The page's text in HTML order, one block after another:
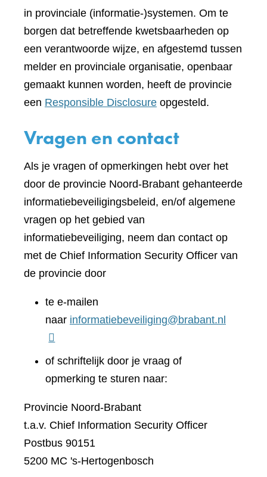
in provinciale (informatie-)systemen. Om te
borgen dat betreffende kwetsbaarheden op
een verantwoorde wijze, en afgestemd tussen
melder en provinciale organisatie, openbaar
gemaakt kunnen worden, heeft de provincie
een Responsible Disclosure opgesteld.
Vragen en contact
Als je vragen of opmerkingen hebt over het
door de provincie Noord-Brabant gehanteerde
informatiebeveiligingsbeleid, en/of algemene
vragen op het gebied van
informatiebeveiliging, neem dan contact op
met de Chief Information Security Officer van
de provincie door
te e-mailen
naar informatiebeveiliging@brabant.nl
of schriftelijk door je vraag of
opmerking te sturen naar:
Provincie Noord-Brabant
t.a.v. Chief Information Security Officer
Postbus 90151
5200 MC 's-Hertogenbosch